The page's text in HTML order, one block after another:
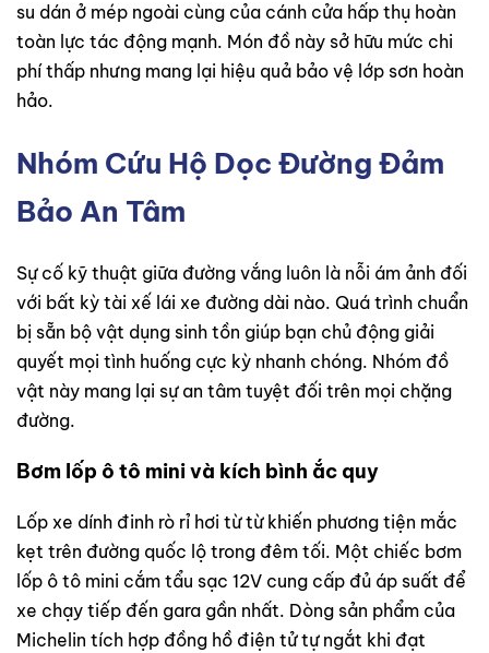
su dán ở mép ngoài cùng của cánh cửa hấp thụ hoàn
toàn lực tác động mạnh. Món đồ này sở hữu mức chi
phí thấp nhưng mang lại hiệu quả bảo vệ lớp sơn hoàn
hảo.
Nhóm Cứu Hộ Dọc Đường Đảm
Bảo An Tâm
Sự cố kỹ thuật giữa đường vắng luôn là nỗi ám ảnh đối
với bất kỳ tài xế lái xe đường dài nào. Quá trình chuẩn
bị sẵn bộ vật dụng sinh tồn giúp bạn chủ động giải
quyết mọi tình huống cực kỳ nhanh chóng. Nhóm đồ
vật này mang lại sự an tâm tuyệt đối trên mọi chặng
đường.
Bơm lốp ô tô mini và kích bình ắc quy
Lốp xe dính đinh rò rỉ hơi từ từ khiến phương tiện mắc
kẹt trên đường quốc lộ trong đêm tối. Một chiếc bơm
lốp ô tô mini cắm tẩu sạc 12V cung cấp đủ áp suất để
xe chạy tiếp đến gara gần nhất. Dòng sản phẩm của
Michelin tích hợp đồng hồ điện tử tự ngắt khi đạt